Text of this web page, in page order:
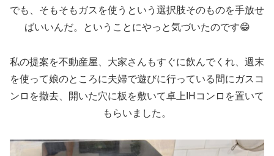
でも、そもそもガスを使うという選択肢そのものを手放せ
ばいいんだ。ということにやっと気づいたのです😁
私の提案を不動産屋、大家さんもすぐに飲んでくれ、週末
を使って娘のところに夫婦で遊びに行っている間にガスコ
ンロを撤去、開いた穴に板を敷いて卓上IHコンロを置いて
もらいました。